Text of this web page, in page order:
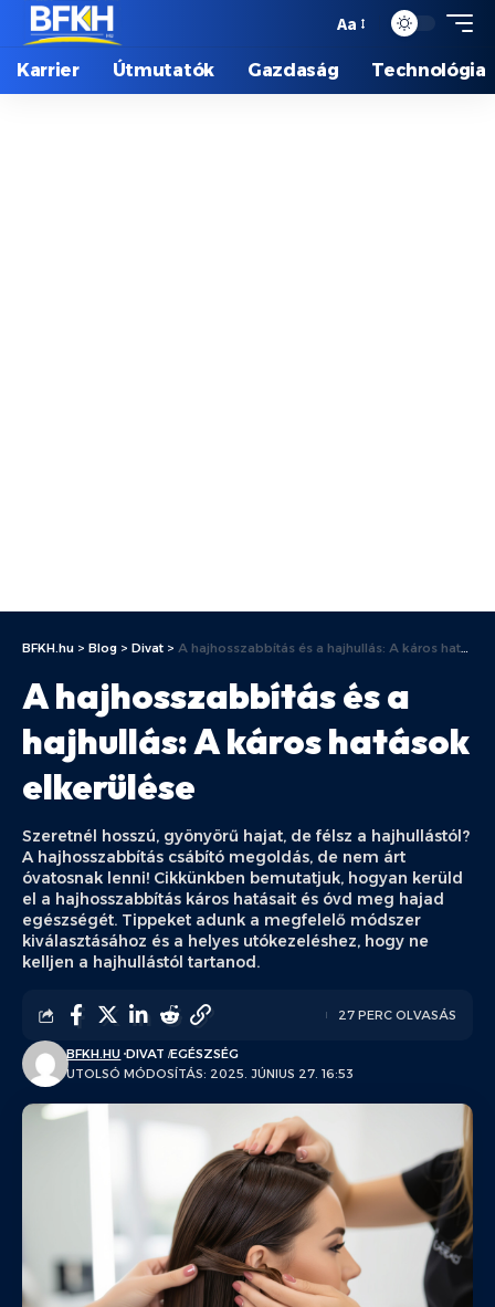
Aa
Karrier Útmutatók Gazdaság Technológia
BFKH.hu > Blog > Divat > A hajhosszabbítás és a hajhullás: A káros hatások elkerülése
A hajhosszabbítás és a
hajhullás: A káros hatások
elkerülése
Szeretnél hosszú, gyönyörű hajat, de félsz a hajhullástól?
A hajhosszabbítás csábító megoldás, de nem árt
óvatosnak lenni! Cikkünkben bemutatjuk, hogyan kerüld
el a hajhosszabbítás káros hatásait és óvd meg hajad
egészségét. Tippeket adunk a megfelelő módszer
kiválasztásához és a helyes utókezeléshez, hogy ne
kelljen a hajhullástól tartanod.
UTOLSÓ MÓDOSÍTÁS: 2025. JÚNIUS 27. 16:53
BFKH.HU DIVAT EGÉSZSÉG
27 PERC OLVASÁS